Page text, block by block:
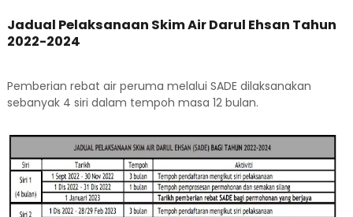
Jadual Pelaksanaan Skim Air Darul Ehsan Tahun
2022-2024
Pemberian rebat air peruma melalui SADE dilaksanakan
sebanyak 4 siri dalam tempoh masa 12 bulan.